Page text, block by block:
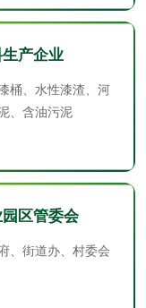
产企业
桶、水性漆渣、河
、含油污泥
区管委会
、街道办、村委会
口罩纸检测